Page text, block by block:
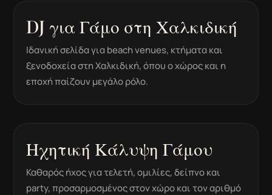
DJ για Γάμο στη Χαλκιδική
Ιδανική σελίδα για beach venues, κτήματα και
ξενοδοχεία στη Χαλκιδική, όπου ο χώρος και η
εποχή παίζουν μεγάλο ρόλο.
Ηχητική Κάλυψη Γάμου
Καθαρός ήχος για τελετή, ομιλίες, δείπνο και
party, προσαρμοσμένος στον χώρο και τον αριθμό